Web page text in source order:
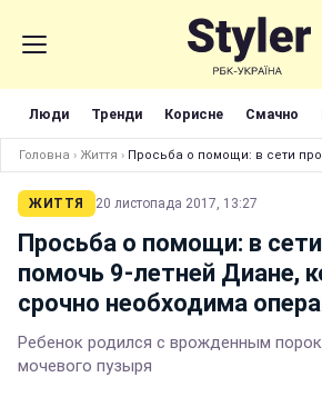
Люди Тренди Корисне Смачно
Головна › Життя › Просьба о помощи: в сети
ЖИТТЯ 20 листопада 2017, 13:27
Просьба о помощи: в
помочь 9-летней Диане,
срочно необходима
Ребенок родился с врожденным
мочевого пузыря